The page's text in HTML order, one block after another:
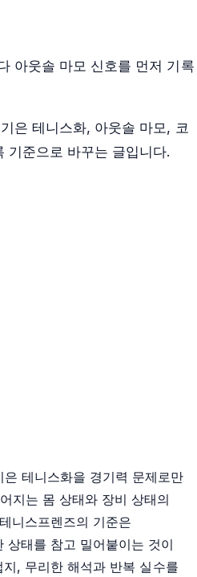
아웃솔 마모 신호를 먼저 기록
은 테니스화, 아웃솔 마모, 코
기준으로 바꾸는 글입니다.
테니스화을 경기력 문제로만
지는 몸 상태와 장비 상태의
니스프렌즈의 기준은
상태를 참고 밀어붙이는 것이
, 무리한 해석과 반복 실수를